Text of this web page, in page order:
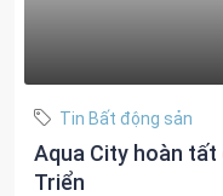
Tin Bất động sản
Aqua City hoàn tất
Triển